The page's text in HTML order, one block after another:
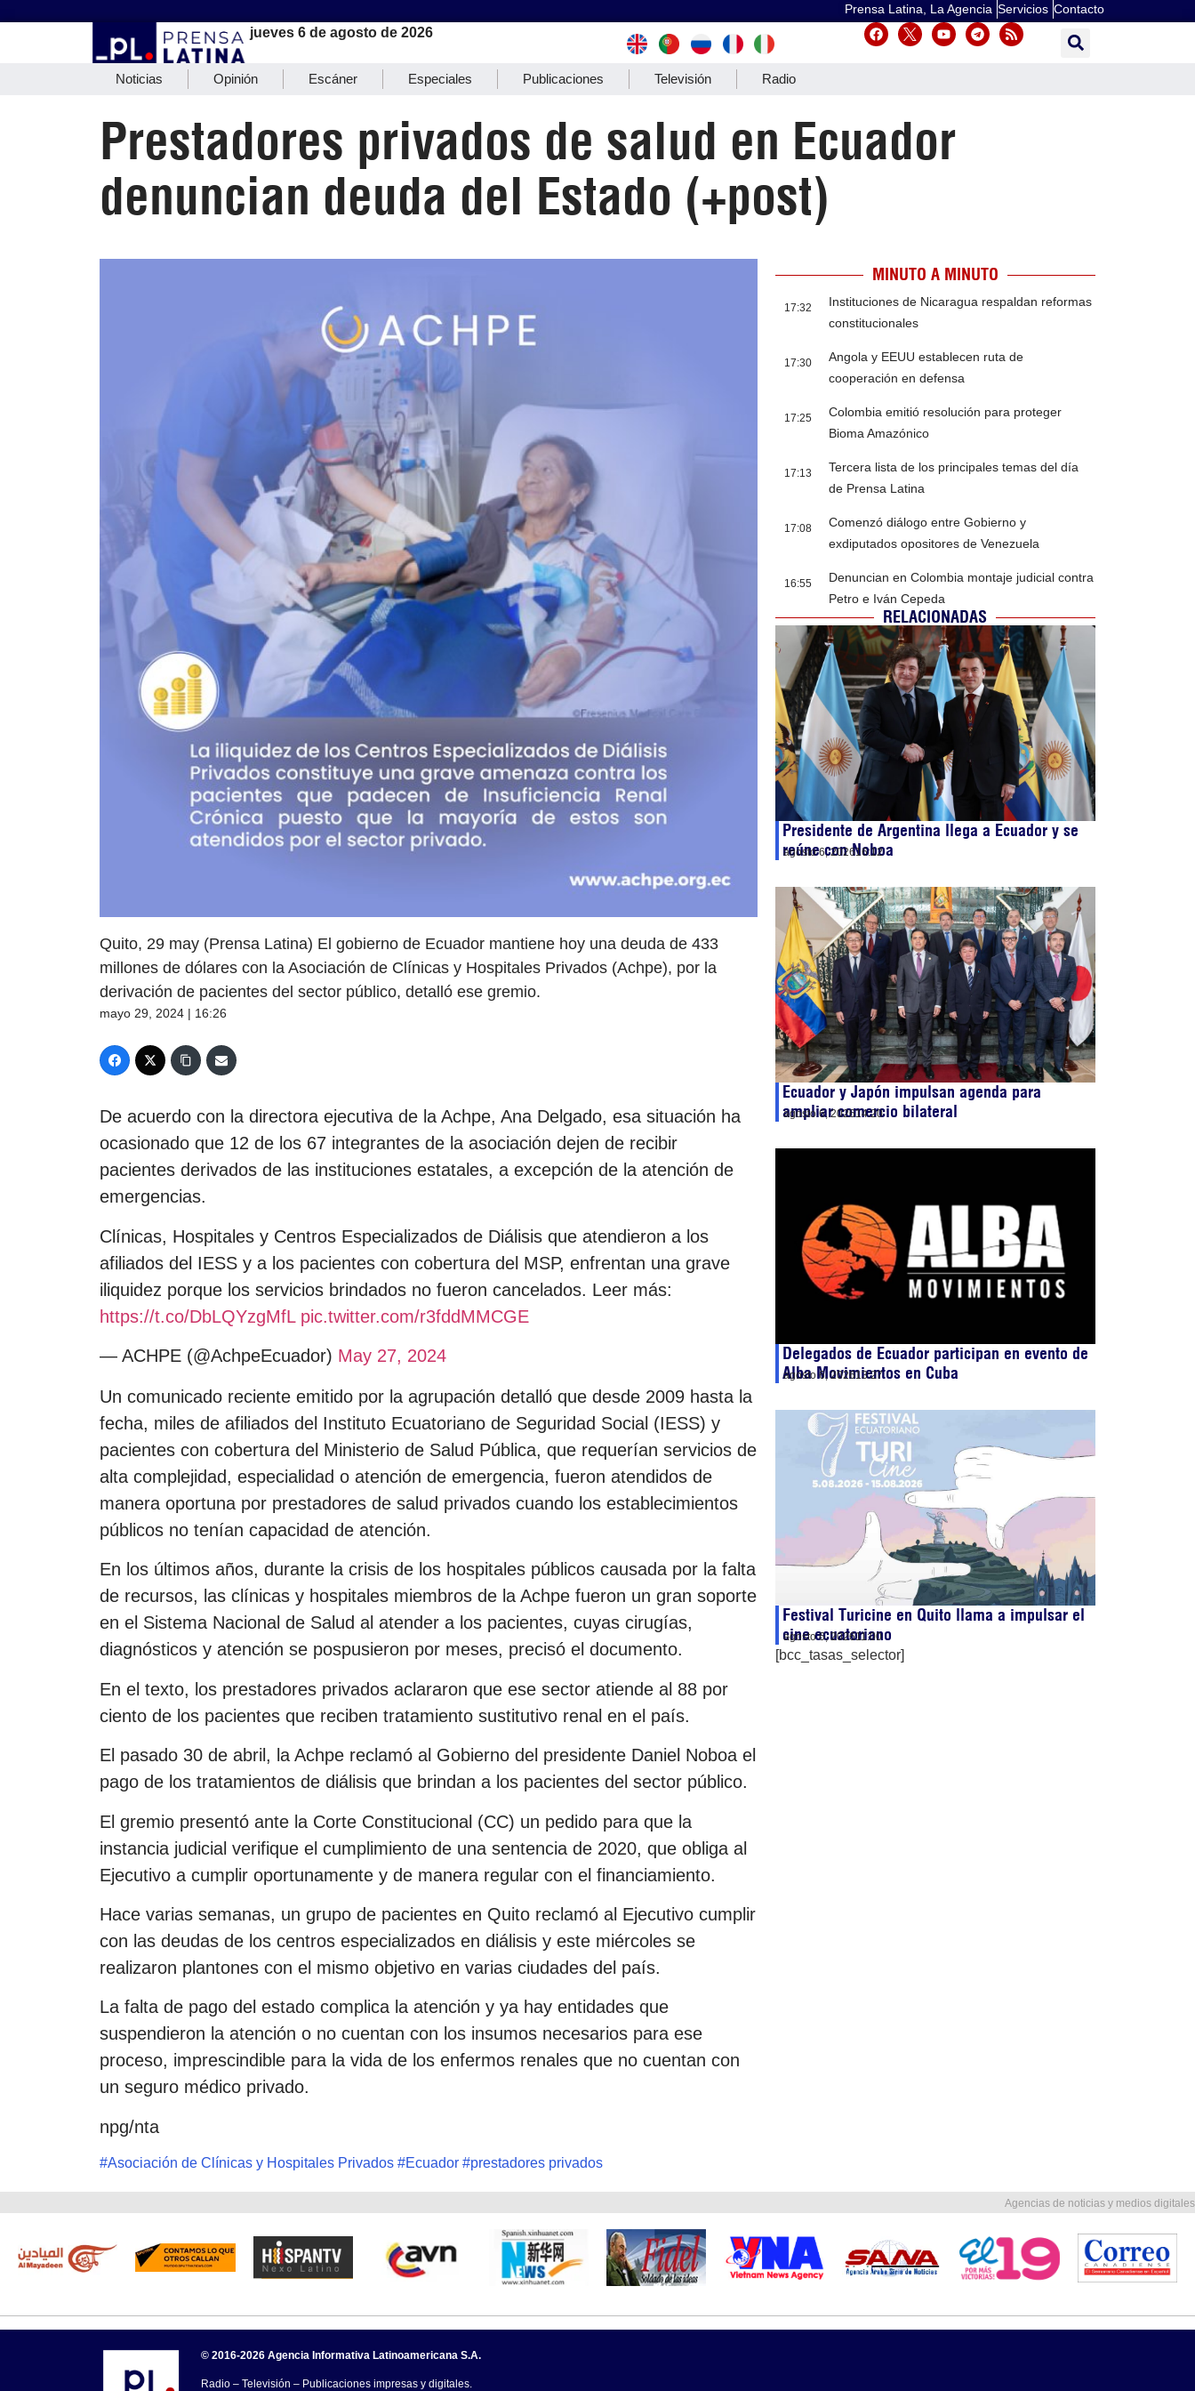
Prensa Latina, La Agencia Servicios Contacto
jueves 6 de agosto de 2026
Noticias Opinión Escáner Especiales Publicaciones Televisión Radio
Prestadores privados de salud en Ecuador
denuncian deuda del Estado (+post)
Quito, 29 may (Prensa Latina) El gobierno de Ecuador mantiene hoy una deuda de 433
millones de dólares con la Asociación de Clínicas y Hospitales Privados (Achpe), por la
derivación de pacientes del sector público, detalló ese gremio.
mayo 29, 2024 | 16:26
De acuerdo con la directora ejecutiva de la Achpe, Ana Delgado, esa situación ha
ocasionado que 12 de los 67 integrantes de la asociación dejen de recibir
pacientes derivados de las instituciones estatales, a excepción de la atención de
emergencias.
Clínicas, Hospitales y Centros Especializados de Diálisis que atendieron a los
afiliados del IESS y a los pacientes con cobertura del MSP, enfrentan una grave
iliquidez porque los servicios brindados no fueron cancelados. Leer más:
https://t.co/DbLQYzgMfL pic.twitter.com/r3fddMMCGE
— ACHPE (@AchpeEcuador) May 27, 2024
Un comunicado reciente emitido por la agrupación detalló que desde 2009 hasta la
fecha, miles de afiliados del Instituto Ecuatoriano de Seguridad Social (IESS) y
pacientes con cobertura del Ministerio de Salud Pública, que requerían servicios de
alta complejidad, especialidad o atención de emergencia, fueron atendidos de
manera oportuna por prestadores de salud privados cuando los establecimientos
públicos no tenían capacidad de atención.
En los últimos años, durante la crisis de los hospitales públicos causada por la falta
de recursos, las clínicas y hospitales miembros de la Achpe fueron un gran soporte
en el Sistema Nacional de Salud al atender a los pacientes, cuyas cirugías,
diagnósticos y atención se pospusieron por meses, precisó el documento.
En el texto, los prestadores privados aclararon que ese sector atiende al 88 por
ciento de los pacientes que reciben tratamiento sustitutivo renal en el país.
El pasado 30 de abril, la Achpe reclamó al Gobierno del presidente Daniel Noboa el
pago de los tratamientos de diálisis que brindan a los pacientes del sector público.
El gremio presentó ante la Corte Constitucional (CC) un pedido para que la
instancia judicial verifique el cumplimiento de una sentencia de 2020, que obliga al
Ejecutivo a cumplir oportunamente y de manera regular con el financiamiento.
Hace varias semanas, un grupo de pacientes en Quito reclamó al Ejecutivo cumplir
con las deudas de los centros especializados en diálisis y este miércoles se
realizaron plantones con el mismo objetivo en varias ciudades del país.
La falta de pago del estado complica la atención y ya hay entidades que
suspendieron la atención o no cuentan con los insumos necesarios para ese
proceso, imprescindible para la vida de los enfermos renales que no cuentan con
un seguro médico privado.
npg/nta
#Asociación de Clínicas y Hospitales Privados #Ecuador #prestadores privados
MINUTO A MINUTO
17:32
Instituciones de Nicaragua respaldan reformas
constitucionales
17:30
Angola y EEUU establecen ruta de
cooperación en defensa
17:25
Colombia emitió resolución para proteger
Bioma Amazónico
17:13
Tercera lista de los principales temas del día
de Prensa Latina
17:08
Comenzó diálogo entre Gobierno y
exdiputados opositores de Venezuela
16:55
Denuncian en Colombia montaje judicial contra
Petro e Iván Cepeda
RELACIONADAS
Presidente de Argentina llega a Ecuador y se
reúne con Noboa
agosto 6, 202616:12
Ecuador y Japón impulsan agenda para
ampliar comercio bilateral
agosto 6, 202614:20
Delegados de Ecuador participan en evento de
Alba Movimientos en Cuba
agosto 6, 202613:27
Festival Turicine en Quito llama a impulsar el
cine ecuatoriano
agosto 6, 202611:00
[bcc_tasas_selector]
Agencias de noticias y medios digitales
© 2016-2026 Agencia Informativa Latinoamericana S.A.
Radio – Televisión – Publicaciones impresas y digitales.